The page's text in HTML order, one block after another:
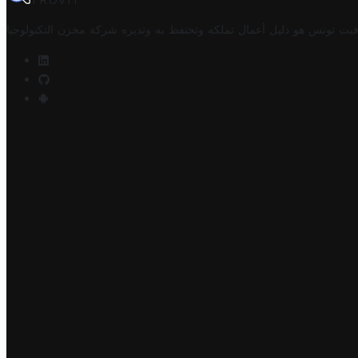
تونس هو دليل أعمال تملكه وتحتفظ به وتديره شركة مخزن التكنولوجيا